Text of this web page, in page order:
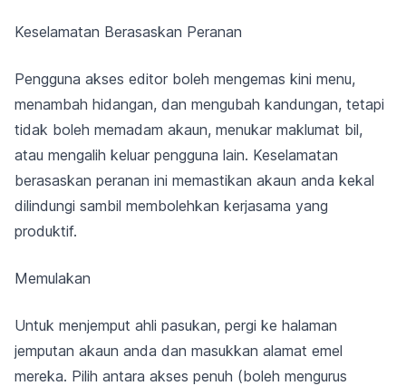
Keselamatan Berasaskan Peranan
Pengguna akses editor boleh mengemas kini menu,
menambah hidangan, dan mengubah kandungan, tetapi
tidak boleh memadam akaun, menukar maklumat bil,
atau mengalih keluar pengguna lain. Keselamatan
berasaskan peranan ini memastikan akaun anda kekal
dilindungi sambil membolehkan kerjasama yang
produktif.
Memulakan
Untuk menjemput ahli pasukan, pergi ke halaman
jemputan akaun anda dan masukkan alamat emel
mereka. Pilih antara akses penuh (boleh mengurus